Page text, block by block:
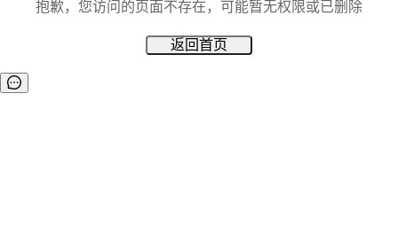
抱歉，您访问的页面不存在，可能暂无权限或已删除
返回首页